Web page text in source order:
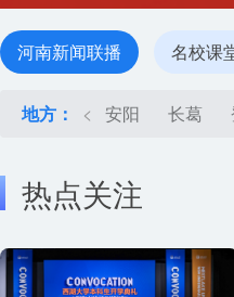
河南新闻联播 名校课
地方： < 安阳 长葛
热点关注